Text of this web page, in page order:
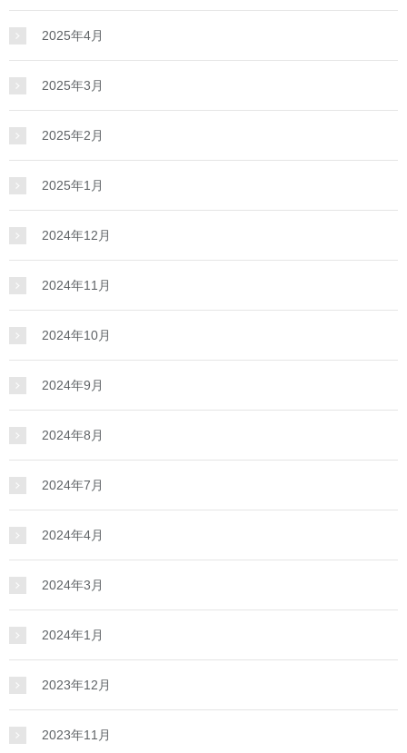
2025年4月
2025年3月
2025年2月
2025年1月
2024年12月
2024年11月
2024年10月
2024年9月
2024年8月
2024年7月
2024年4月
2024年3月
2024年1月
2023年12月
2023年11月